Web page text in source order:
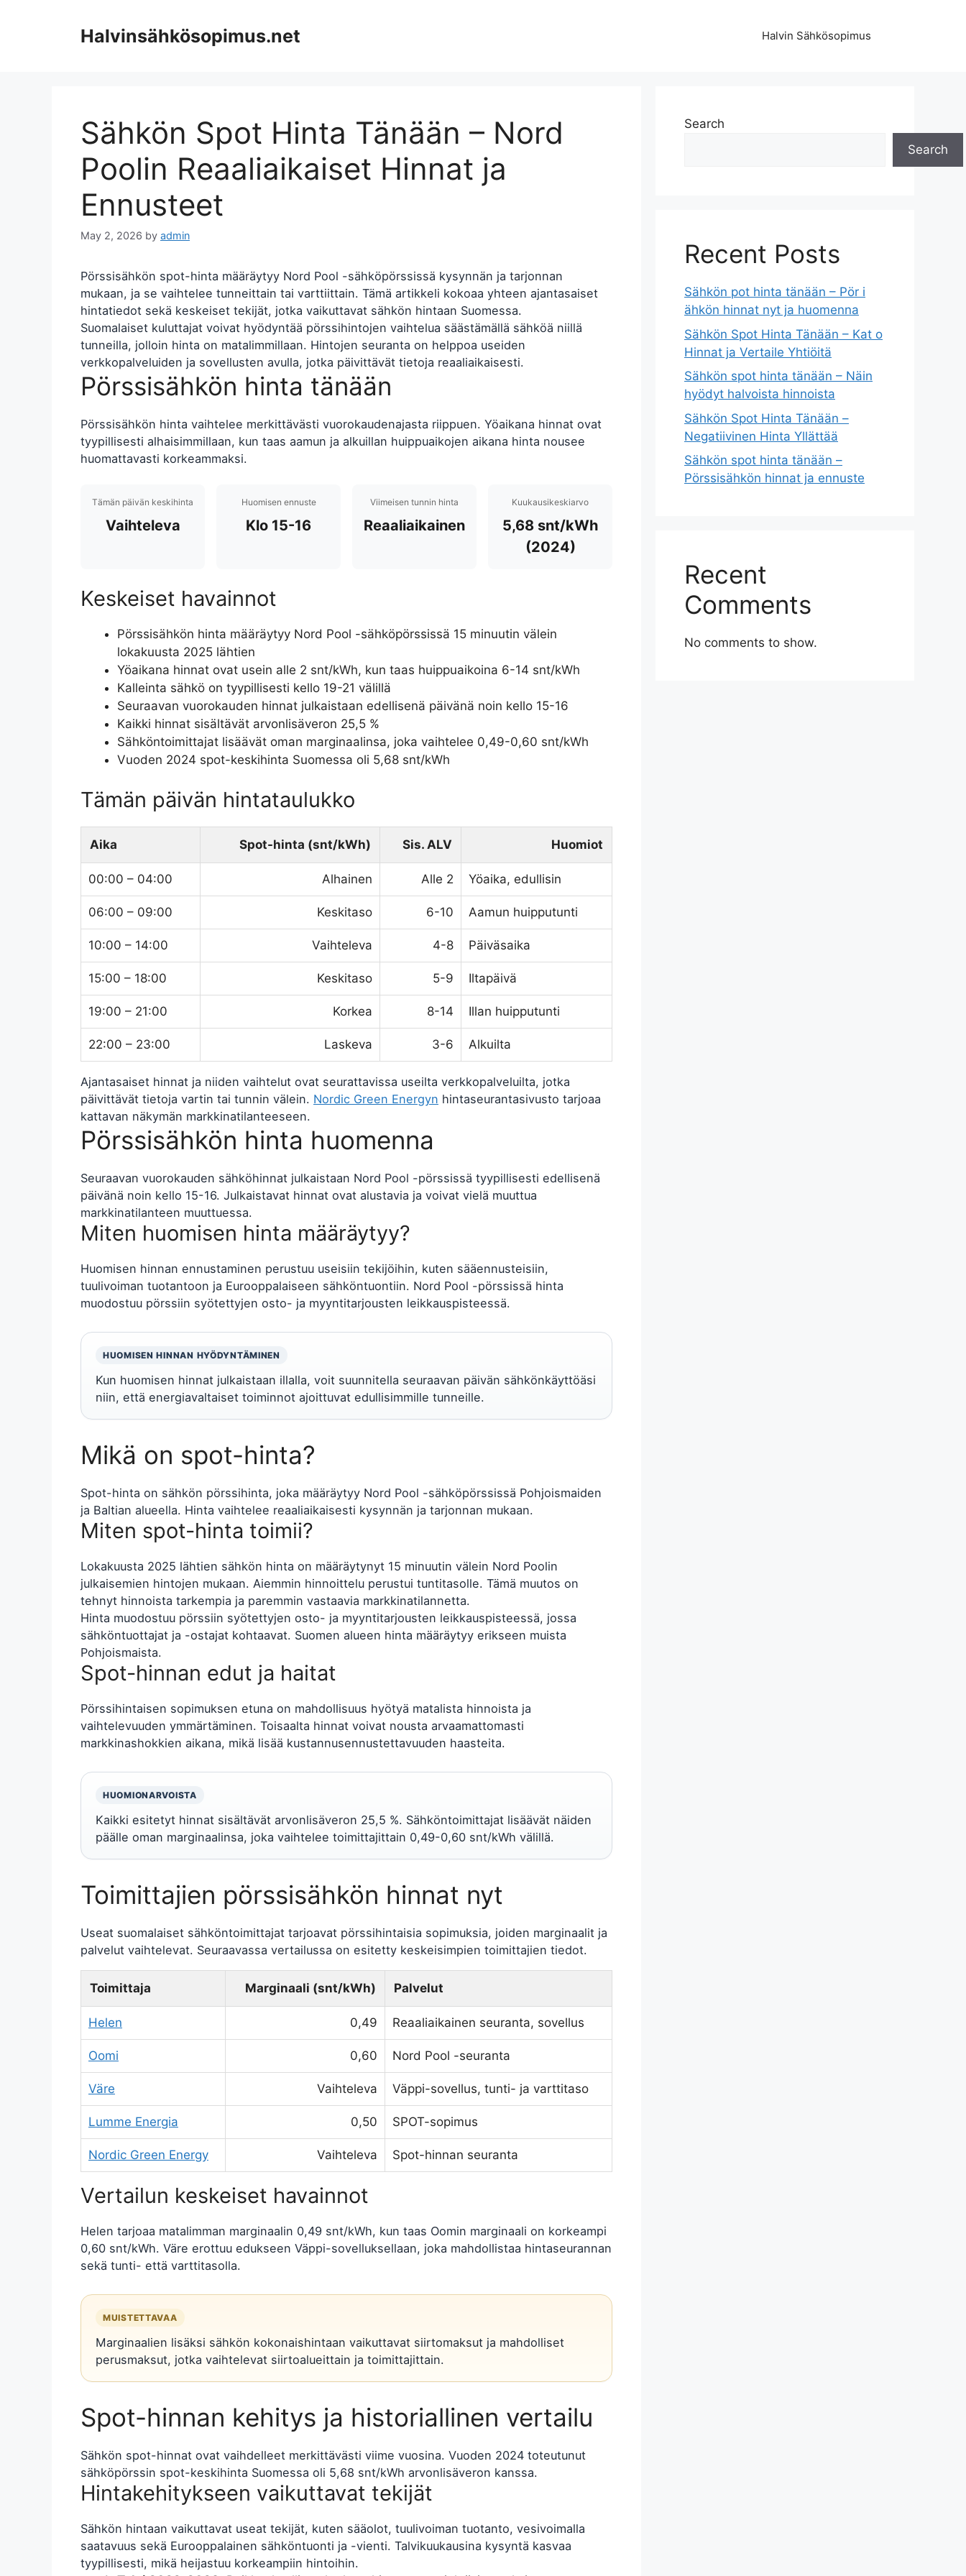
Halvinsähkösopimus.net Halvin Sähkösopimus
Sähkön Spot Hinta Tänään – Nord
Poolin Reaaliaikaiset Hinnat ja
Ennusteet
May 2, 2026 by admin
Pörssisähkön spot-hinta määräytyy Nord Pool -sähköpörssissä kysynnän ja tarjonnan
mukaan, ja se vaihtelee tunneittain tai varttiittain. Tämä artikkeli kokoaa yhteen ajantasaiset
hintatiedot sekä keskeiset tekijät, jotka vaikuttavat sähkön hintaan Suomessa.
Suomalaiset kuluttajat voivat hyödyntää pörssihintojen vaihtelua säästämällä sähköä niillä
tunneilla, jolloin hinta on matalimmillaan. Hintojen seuranta on helppoa useiden
verkkopalveluiden ja sovellusten avulla, jotka päivittävät tietoja reaaliaikaisesti.
Pörssisähkön hinta tänään
Pörssisähkön hinta vaihtelee merkittävästi vuorokaudenajasta riippuen. Yöaikana hinnat ovat
tyypillisesti alhaisimmillaan, kun taas aamun ja alkuillan huippuaikojen aikana hinta nousee
huomattavasti korkeammaksi.
Tämän päivän keskihinta
Vaihteleva
Huomisen ennuste
Klo 15-16
Viimeisen tunnin hinta
Reaaliaikainen
Kuukausikeskiarvo
5,68 snt/kWh
(2024)
Keskeiset havainnot
Pörssisähkön hinta määräytyy Nord Pool -sähköpörssissä 15 minuutin välein
lokakuusta 2025 lähtien
Yöaikana hinnat ovat usein alle 2 snt/kWh, kun taas huippuaikoina 6-14 snt/kWh
Kalleinta sähkö on tyypillisesti kello 19-21 välillä
Seuraavan vuorokauden hinnat julkaistaan edellisenä päivänä noin kello 15-16
Kaikki hinnat sisältävät arvonlisäveron 25,5 %
Sähköntoimittajat lisäävät oman marginaalinsa, joka vaihtelee 0,49-0,60 snt/kWh
Vuoden 2024 spot-keskihinta Suomessa oli 5,68 snt/kWh
Tämän päivän hintataulukko
Aika Spot-hinta (snt/kWh) Sis. ALV Huomiot
00:00 – 04:00 Alhainen Alle 2 Yöaika, edullisin
06:00 – 09:00 Keskitaso 6-10 Aamun huipputunti
10:00 – 14:00 Vaihteleva 4-8 Päiväsaika
15:00 – 18:00 Keskitaso 5-9 Iltapäivä
19:00 – 21:00 Korkea 8-14 Illan huipputunti
22:00 – 23:00 Laskeva 3-6 Alkuilta
Ajantasaiset hinnat ja niiden vaihtelut ovat seurattavissa useilta verkkopalveluilta, jotka
päivittävät tietoja vartin tai tunnin välein. Nordic Green Energyn hintaseurantasivusto tarjoaa
kattavan näkymän markkinatilanteeseen.
Pörssisähkön hinta huomenna
Seuraavan vuorokauden sähköhinnat julkaistaan Nord Pool -pörssissä tyypillisesti edellisenä
päivänä noin kello 15-16. Julkaistavat hinnat ovat alustavia ja voivat vielä muuttua
markkinatilanteen muuttuessa.
Miten huomisen hinta määräytyy?
Huomisen hinnan ennustaminen perustuu useisiin tekijöihin, kuten sääennusteisiin,
tuulivoiman tuotantoon ja Eurooppalaiseen sähköntuontiin. Nord Pool -pörssissä hinta
muodostuu pörssiin syötettyjen osto- ja myyntitarjousten leikkauspisteessä.
HUOMISEN HINNAN HYÖDYNTÄMINEN
Kun huomisen hinnat julkaistaan illalla, voit suunnitella seuraavan päivän sähkönkäyttöäsi
niin, että energiavaltaiset toiminnot ajoittuvat edullisimmille tunneille.
Mikä on spot-hinta?
Spot-hinta on sähkön pörssihinta, joka määräytyy Nord Pool -sähköpörssissä Pohjoismaiden
ja Baltian alueella. Hinta vaihtelee reaaliaikaisesti kysynnän ja tarjonnan mukaan.
Miten spot-hinta toimii?
Lokakuusta 2025 lähtien sähkön hinta on määräytynyt 15 minuutin välein Nord Poolin
julkaisemien hintojen mukaan. Aiemmin hinnoittelu perustui tuntitasolle. Tämä muutos on
tehnyt hinnoista tarkempia ja paremmin vastaavia markkinatilannetta.
Hinta muodostuu pörssiin syötettyjen osto- ja myyntitarjousten leikkauspisteessä, jossa
sähköntuottajat ja -ostajat kohtaavat. Suomen alueen hinta määräytyy erikseen muista
Pohjoismaista.
Spot-hinnan edut ja haitat
Pörssihintaisen sopimuksen etuna on mahdollisuus hyötyä matalista hinnoista ja
vaihtelevuuden ymmärtäminen. Toisaalta hinnat voivat nousta arvaamattomasti
markkinashokkien aikana, mikä lisää kustannusennustettavuuden haasteita.
HUOMIONARVOISTA
Kaikki esitetyt hinnat sisältävät arvonlisäveron 25,5 %. Sähköntoimittajat lisäävät näiden
päälle oman marginaalinsa, joka vaihtelee toimittajittain 0,49-0,60 snt/kWh välillä.
Toimittajien pörssisähkön hinnat nyt
Useat suomalaiset sähköntoimittajat tarjoavat pörssihintaisia sopimuksia, joiden marginaalit ja
palvelut vaihtelevat. Seuraavassa vertailussa on esitetty keskeisimpien toimittajien tiedot.
Toimittaja Marginaali (snt/kWh) Palvelut
Helen 0,49 Reaaliaikainen seuranta, sovellus
Oomi 0,60 Nord Pool -seuranta
Väre Vaihteleva Väppi-sovellus, tunti- ja varttitaso
Lumme Energia 0,50 SPOT-sopimus
Nordic Green Energy Vaihteleva Spot-hinnan seuranta
Vertailun keskeiset havainnot
Helen tarjoaa matalimman marginaalin 0,49 snt/kWh, kun taas Oomin marginaali on korkeampi
0,60 snt/kWh. Väre erottuu edukseen Väppi-sovelluksellaan, joka mahdollistaa hintaseurannan
sekä tunti- että varttitasolla.
MUISTETTAVAA
Marginaalien lisäksi sähkön kokonaishintaan vaikuttavat siirtomaksut ja mahdolliset
perusmaksut, jotka vaihtelevat siirtoalueittain ja toimittajittain.
Spot-hinnan kehitys ja historiallinen vertailu
Sähkön spot-hinnat ovat vaihdelleet merkittävästi viime vuosina. Vuoden 2024 toteutunut
sähköpörssin spot-keskihinta Suomessa oli 5,68 snt/kWh arvonlisäveron kanssa.
Hintakehitykseen vaikuttavat tekijät
Sähkön hintaan vaikuttavat useat tekijät, kuten sääolot, tuulivoiman tuotanto, vesivoimalla
saatavuus sekä Eurooppalainen sähköntuonti ja -vienti. Talvikuukausina kysyntä kasvaa
tyypillisesti, mikä heijastuu korkeampiin hintoihin.
Search
Search
Recent Posts
Sähkön pot hinta tänään – Pör i
ähkön hinnat nyt ja huomenna
Sähkön Spot Hinta Tänään – Kat o
Hinnat ja Vertaile Yhtiöitä
Sähkön spot hinta tänään – Näin
hyödyt halvoista hinnoista
Sähkön Spot Hinta Tänään –
Negatiivinen Hinta Yllättää
Sähkön spot hinta tänään –
Pörssisähkön hinnat ja ennuste
Recent
Comments
No comments to show.